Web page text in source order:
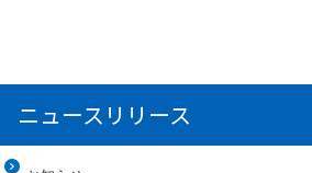
ニュースリリース